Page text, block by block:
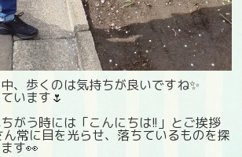
、歩くのは気持ちが良いですね✨
います🌷
がう時には「こんにちは!!」とご挨拶
常に目を光らせ、落ちているものを探
す👀